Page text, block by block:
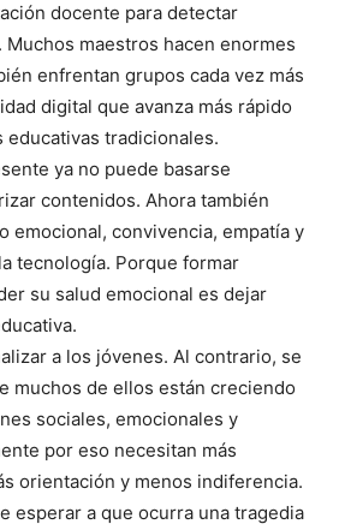
docente para detectar
maestros hacen enormes
enfrentan grupos cada vez más
digital que avanza más rápido
educativas tradicionales.
ya no puede basarse
contenidos. Ahora también
emocional, convivencia, empatía y
tecnología. Porque formar
su salud emocional es dejar
a los jóvenes. Al contrario, se
muchos de ellos están creciendo
sociales, emocionales y
por eso necesitan más
orientación y menos indiferencia.
esperar a que ocurra una tragedia